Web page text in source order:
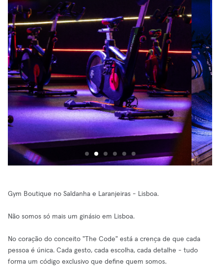
Gym Boutique no Saldanha e Laranjeiras - Lisboa.
Não somos só mais um ginásio em Lisboa.
No coração do conceito "The Code" está a crença de que cada
pessoa é única. Cada gesto, cada escolha, cada detalhe - tudo
forma um código exclusivo que define quem somos.